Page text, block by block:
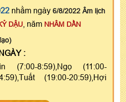
nhằm ngày 6/8/2022 Âm lịch
DẬU , năm NHÂM DẦN
:
(7:00-8:59),Ngọ (11:00-
(19:00-20:59),Hợi